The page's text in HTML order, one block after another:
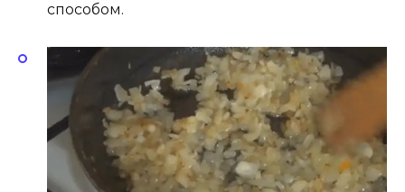
способом.